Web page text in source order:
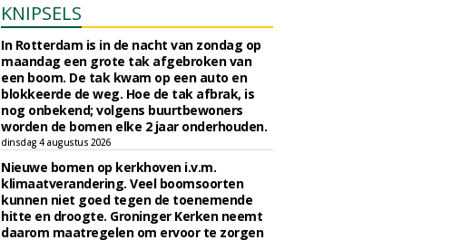
KNIPSELS
In Rotterdam is in de nacht van zondag op
maandag een grote tak afgebroken van
een boom. De tak kwam op een auto en
blokkeerde de weg. Hoe de tak afbrak, is
nog onbekend; volgens buurtbewoners
worden de bomen elke 2 jaar onderhouden.
dinsdag 4 augustus 2026
Nieuwe bomen op kerkhoven i.v.m.
klimaatverandering. Veel boomsoorten
kunnen niet goed tegen de toenemende
hitte en droogte. Groninger Kerken neemt
daarom maatregelen om ervoor te zorgen